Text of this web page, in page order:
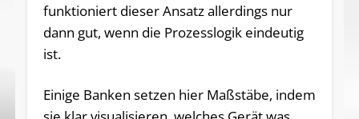
funktioniert dieser Ansatz allerdings nur
dann gut, wenn die Prozesslogik eindeutig
ist.
Einige Banken setzen hier Maßstäbe, indem